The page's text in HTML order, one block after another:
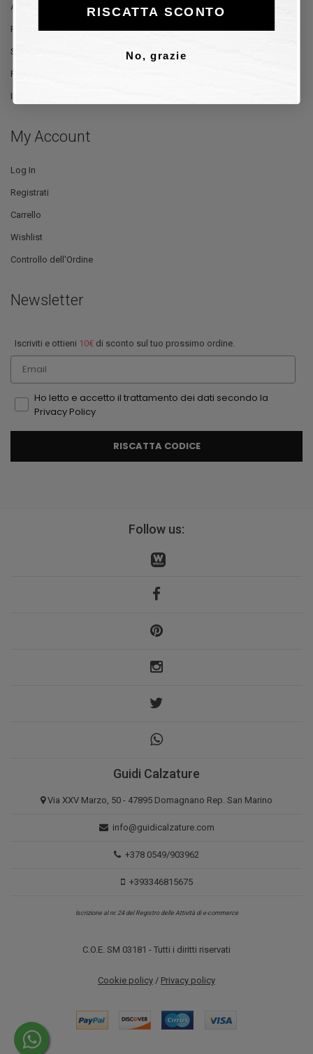
Aiuto e Contatti
Pagamento
Spedizione e Consegna
Reso e Rimborso
Informativa sulla Privacy
My Account
Log In
Registrati
Carrello
Wishlist
Controllo dell'Ordine
Newsletter
Iscriviti e ottieni 10€ di sconto sul tuo prossimo ordine.
Email
Ho letto e accetto il trattamento dei dati secondo la
Privacy Policy
RISCATTA CODICE
Follow us:
Guidi Calzature
Via XXV Marzo, 50 - 47895 Domagnano Rep. San Marino
info@guidicalzature.com
+378 0549/903962
+393346815675
Iscrizione al nr. 24 del Registro delle Attività di e-commerce
C.O.E. SM 03181 - Tutti i diritti riservati
Cookie policy / Privacy policy
RISCATTA SCONTO
No, grazie